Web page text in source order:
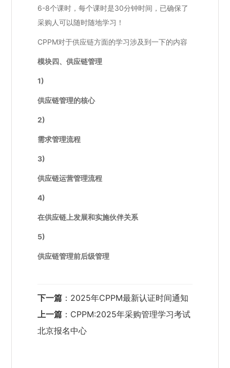
6-8个课时，每个课时是30分钟时间，已确保了
采购人可以随时随地学习！
CPPM对于供应链方面的学习涉及到一下的内容
模块四、供应链管理
1)
供应链管理的核心
2)
需求管理流程
3)
供应链运营管理流程
4)
在供应链上发展和实施伙伴关系
5)
供应链管理前后级管理
下一篇 ： 2025年CPPM最新认证时间通知
上一篇 ： CPPM:2025年采购管理学习考试
北京报名中心